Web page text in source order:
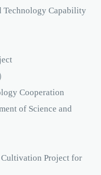
Technology Capability
Cooperation
of Science and
Project for